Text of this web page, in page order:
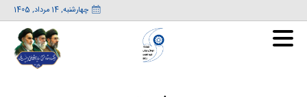
چهارشنبه, 14 مرداد, 1405 